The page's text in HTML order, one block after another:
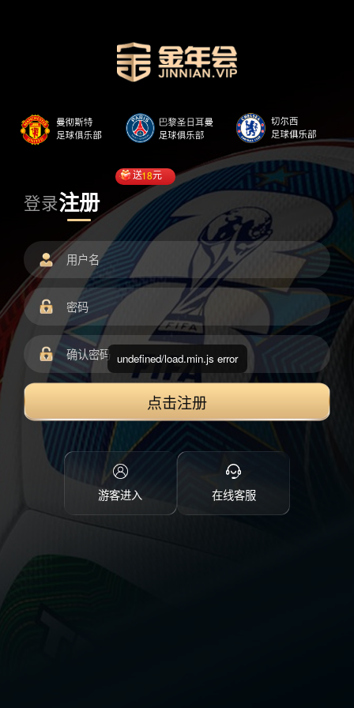
登录注册
送18元
点击注册
游客进入 在线客服
undefined/load.min.js error